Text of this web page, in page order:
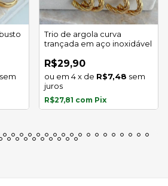
sem
Trio de argola curva
trançada em aço inoxidável
R$29,90
4x de R$7,48 sem
juros
R$27,81 com Pix